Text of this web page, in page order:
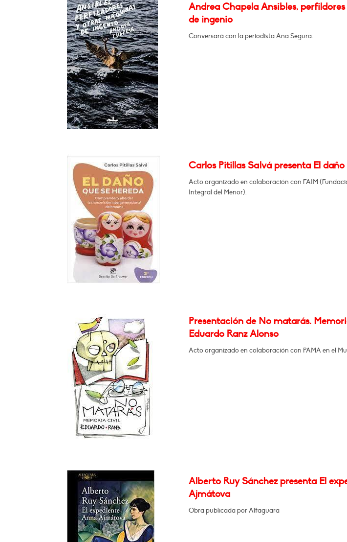
Andrea Chapela Ansibles,
de ingenio
Conversará con la periodista Ana Segura.
Carlos Pitillas Salvá presenta El daño
Acto organizado en colaboración con FAIM
Integral del Menor).
Presentación de No matarás.
Eduardo Ranz Alonso
Acto organizado en colaboración con PAMA en el
Alberto Ruy Sánchez presenta El
Ajmátova
Obra publicada por Alfaguara